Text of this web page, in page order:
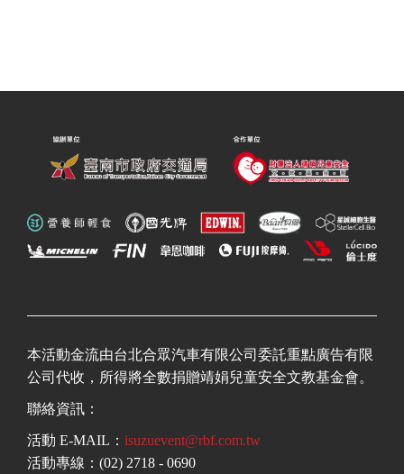
本活動金流由台北合眾汽車有限公司委託重點廣告有限
公司代收，所得將全數捐贈靖娟兒童安全文教基金會。
聯絡資訊：
活動 E-MAIL： isuzuevent@rbf.com.tw
活動專線：(02) 2718 - 0690